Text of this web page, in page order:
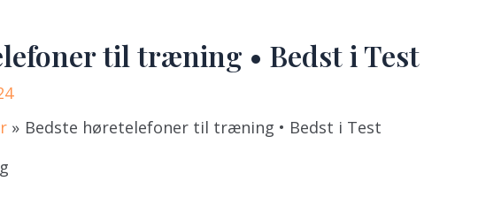
til træning • Bedst i Test
Bedste høretelefoner til træning • Bedst i Test